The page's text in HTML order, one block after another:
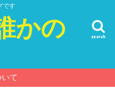
です
かの
search
て